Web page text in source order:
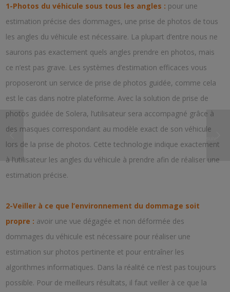
1-Photos du véhicule sous tous les angles : pour une
estimation précise des dommages, une prise de photos de tous
les angles du véhicule est nécessaire. La plupart d’entre nous ne
saurons pas exactement quels angles prendre en photos, mais
ce n’est pas grave. Les systèmes d’estimation efficaces vous
proposeront un service de prise de photos guidée, comme cela
est le cas dans notre plateforme. Avec la solution de prise de
photos guidée de Solera, l’utilisateur sera accompagné grâce à
des masques correspondant au modèle exact de son véhicule
lors de la prise de photos. Cette technologie indique exactement
à l’utilisateur les angles du véhicule à prendre afin de réaliser une
estimation précise.
2-Veiller à ce que l’environnement du dommage soit
propre : avoir une vue dégagée et non déformée des
dommages du véhicule est nécessaire pour réaliser une
estimation sur photos pertinente et pour entraîner les
algorithmes informatiques. Dans la réalité ce n’est pas toujours
possible. Pour de meilleurs résultats, il faut veiller à ce que la